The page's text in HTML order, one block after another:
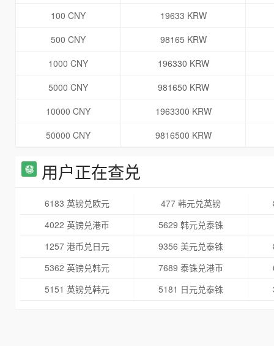
100 CNY
19633 KRW
500 CNY
98165 KRW
1000 CNY
196330 KRW
5000 CNY
981650 KRW
10000 CNY
1963300 KRW
50000 CNY
9816500 KRW
用户正在查兑
6183 英镑兑欧元 477 韩元兑英镑
4022 英镑兑港币
5629 韩元兑泰铢
1257 港币兑日元
9356 美元兑泰铢
5362 英镑兑韩元
7689 泰铢兑港币
5151 英镑兑韩元
5181 日元兑泰铢